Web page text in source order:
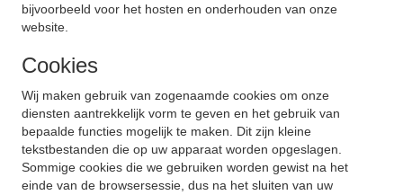
bijvoorbeeld voor het hosten en onderhouden van onze
website.
Cookies
Wij maken gebruik van zogenaamde cookies om onze
diensten aantrekkelijk vorm te geven en het gebruik van
bepaalde functies mogelijk te maken. Dit zijn kleine
tekstbestanden die op uw apparaat worden opgeslagen.
Sommige cookies die we gebruiken worden gewist na het
einde van de browsersessie, dus na het sluiten van uw